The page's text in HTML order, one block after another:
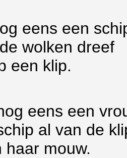
eens een
wolken dreef
een klip.
eens een
al van de
haar mouw.